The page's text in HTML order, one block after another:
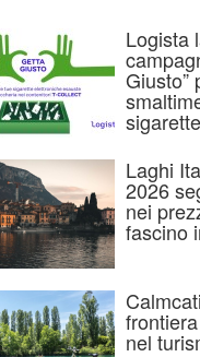
Logista
Giusto”
Laghi
2026
nei
fascino
nel